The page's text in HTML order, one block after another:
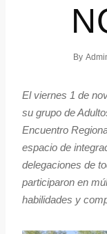
By
El viernes 1 de
su grupo de
Encuentro
espacio de
delegaciones de
participaron en
habilidades y